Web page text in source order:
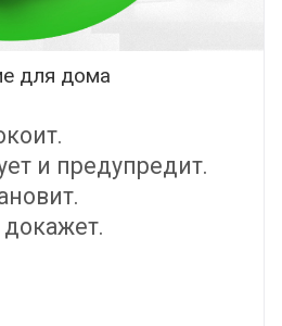
для дома
и предупредит.